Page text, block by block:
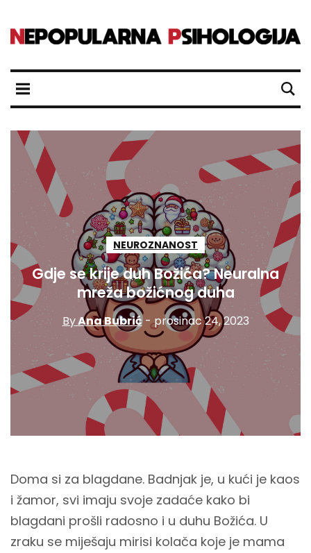
NEUROZNANOST
Gdje se krije duh Božića? Neuralna
mreža božićnog duha
ByAna Bubrić - prosinac 24, 2023
Doma si za blagdane. Badnjak je, u kući je kaos
i žamor, svi imaju svoje zadaće kako bi
blagdani prošli radosno i u duhu Božića. U
zraku se miješaju mirisi kolača koje je mama